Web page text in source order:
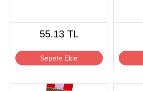
55.13 TL
Sepete Ekle